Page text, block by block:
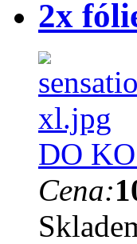
2x
DO
Cena: